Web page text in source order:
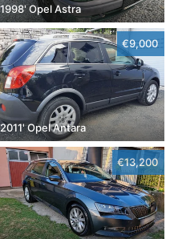
1998' Opel Astra
€9,000
2011' Opel Antara
€13,200